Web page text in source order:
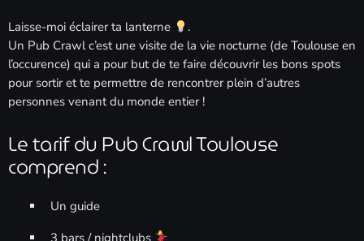
Laisse-moi éclairer ta lanterne
.
Un Pub Crawl c’est une visite de la vie nocturne (de Toulouse en
l’occurence) qui a pour but de te faire découvrir les bons spots
pour sortir et te permettre de rencontrer plein d’autres
personnes venant du monde entier !
Le tarif du Pub Crawl Toulouse
comprend :
Un guide
3 bars / nightclubs